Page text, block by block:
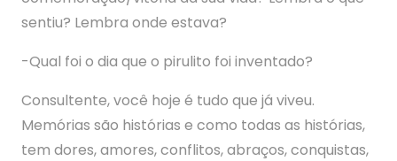
sentiu? Lembra onde estava?
-Qual foi o dia que o pirulito foi inventado?
Consultente, você hoje é tudo que já viveu.
Memórias são histórias e como todas as histórias,
tem dores, amores, conflitos, abraços, conquistas,